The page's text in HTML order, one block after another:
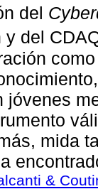
del
y del
jóvenes
mida
&